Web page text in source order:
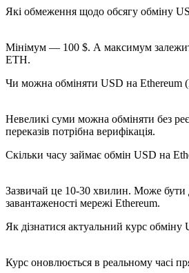
Які обмеження щодо обсягу обміну
Мінімум — 100 $. А максимум
ETH.
Чи можна обміняти USD на Ethereum
Невеликі суми можна обміняти без
переказів потрібна верифікація.
Скільки часу займає обмін USD на
Зазвичай це 10-30 хвилин. Може бути
завантаженості мережі Ethereum.
Як дізнатися актуальний курс
Курс оновлюється в реальному часі